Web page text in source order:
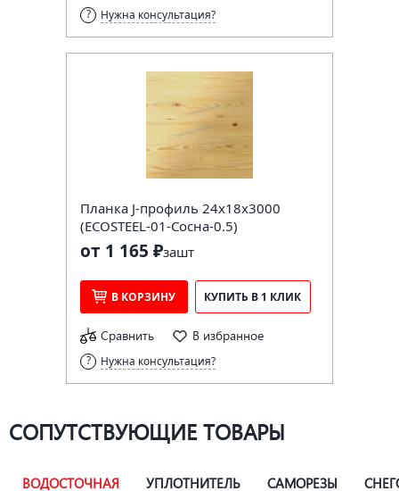
Нужна консультация?
Планка J-профиль 24х18х3000
(ECOSTEEL-01-Сосна-0.5)
от 1 165 ₽зашт
В КОРЗИНУ КУПИТЬ В 1 КЛИК
Сравнить В избранное
Нужна консультация?
СОПУТСТВУЮЩИЕ ТОВАРЫ
ВОДОСТОЧНАЯ
УПЛОТНИТЕЛЬ САМОРЕЗЫ